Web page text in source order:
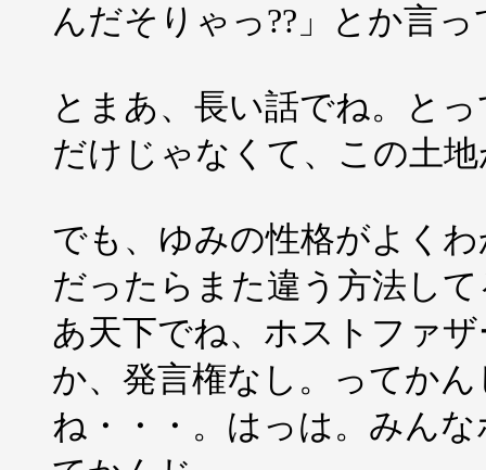
んだそりゃっ??」とか言
とまあ、長い話でね。と
だけじゃなくて、この土
でも、ゆみの性格がよく
だったらまた違う方法し
あ天下でね、ホストファ
か、発言権なし。ってか
ね・・・。はっは。みん